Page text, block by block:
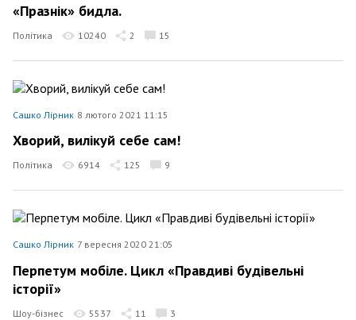
«Празнік» бидла.
Політика 10240 2 15
Сашко Лірник 8 лютого 2021 11:15
Хворий, вилікуй себе сам!
Політика 6914 125 9
Сашко Лірник 7 вересня 2020 21:05
Перпетум мобіле. Цикл «Правдиві будівельні
історії»
Шоу-бізнес 5537 11 3